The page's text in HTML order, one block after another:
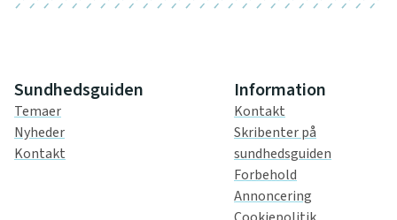
Sundhedsguiden
Temaer
Nyheder
Kontakt
Information
Kontakt
Skribenter på
sundhedsguiden
Forbehold
Annoncering